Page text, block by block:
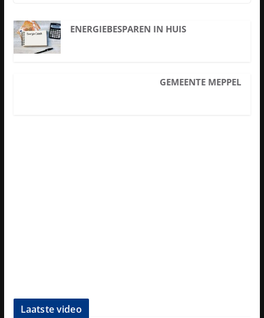
ENERGIEBESPAREN IN HUIS
GEMEENTE MEPPEL
Laatste video